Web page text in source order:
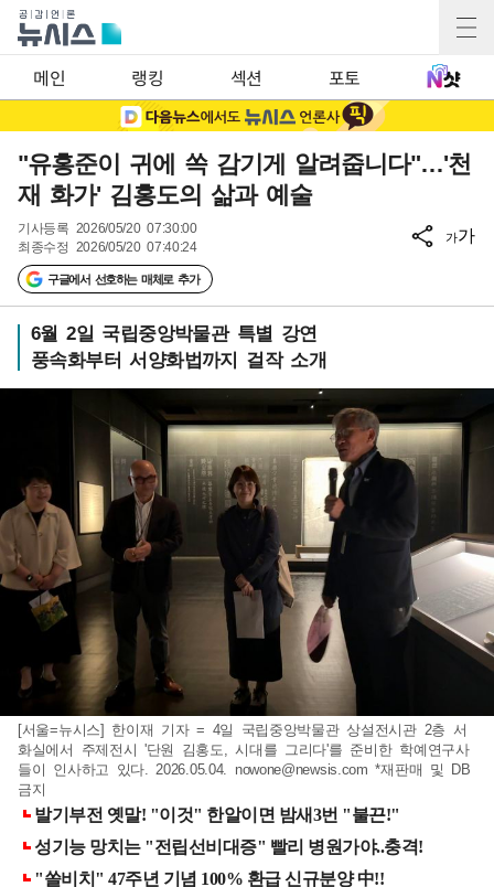
메인 랭킹 섹션 포토
"유홍준이 귀에 쏙 감기게 알려줍니다"…'천
재 화가' 김홍도의 삶과 예술
기사등록 2026/05/20 07:30:00
최종수정 2026/05/20 07:40:24
구글에서 선호하는 매체로 추가
가가
6월 2일 국립중앙박물관 특별 강연
풍속화부터 서양화법까지 걸작 소개
[서울=뉴시스] 한이재 기자 = 4일 국립중앙박물관 상설전시관 2층 서
화실에서 주제전시 '단원 김홍도, 시대를 그리다'를 준비한 학예연구사
들이 인사하고 있다. 2026.05.04. nowone@newsis.com *재판매 및 DB
금지